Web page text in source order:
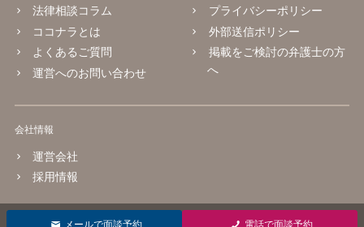
メールで面談予約 電話で面談予約
法律相談コラム
ココナラとは
よくあるご質問
運営へのお問い合わせ
プライバシーポリシー
外部送信ポリシー
掲載をご検討の弁護士の方
へ
会社情報
運営会社
採用情報